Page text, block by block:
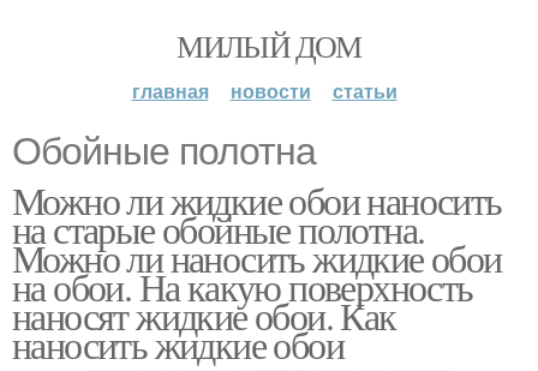
МИЛЫЙ ДОМ
главная новости статьи
Обойные полотна
Можно ли жидкие обои наносить
на старые обойные полотна.
Можно ли наносить жидкие обои
на обои. На какую поверхность
наносят жидкие обои. Как
наносить жидкие обои